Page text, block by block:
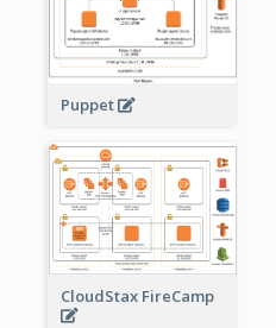
Puppet
CloudStax FireCamp